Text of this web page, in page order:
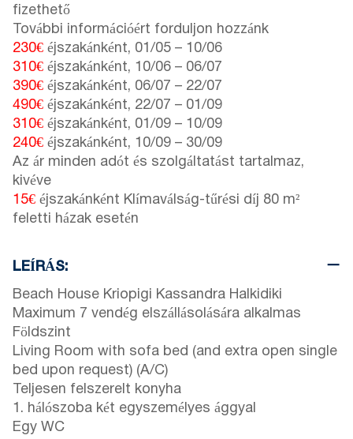
fizethető
További információért forduljon hozzánk
230€ éjszakánként, 01/05 – 10/06
310€ éjszakánként, 10/06 – 06/07
390€ éjszakánként, 06/07 – 22/07
490€ éjszakánként, 22/07 – 01/09
310€ éjszakánként, 01/09 – 10/09
240€ éjszakánként, 10/09 – 30/09
Az ár minden adót és szolgáltatást tartalmaz,
kivéve
15€ éjszakánként Klímaválság-tűrési díj 80 m²
feletti házak esetén
LEÍRÁS:
Beach House Kriopigi Kassandra Halkidiki
Maximum 7 vendég elszállásolására alkalmas
Földszint
Living Room with sofa bed (and extra open single
bed upon request) (A/C)
Teljesen felszerelt konyha
1. hálószoba két egyszemélyes ággyal
Egy WC